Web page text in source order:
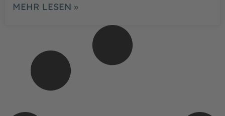
MEHR LESEN »